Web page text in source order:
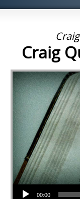
Craig
Audio Player
00:00